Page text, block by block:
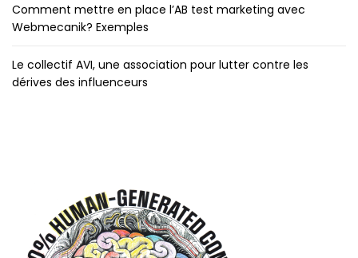
Comment mettre en place l’AB test marketing avec
Webmecanik? Exemples
Le collectif AVI, une association pour lutter contre les
dérives des influenceurs